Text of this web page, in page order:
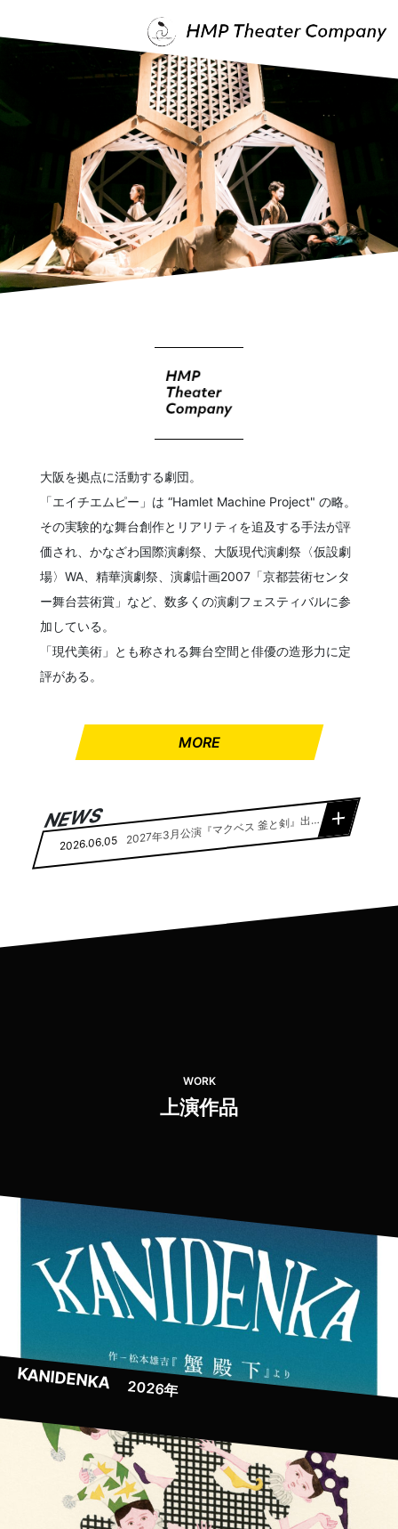
大阪を拠点に活動する劇団。
「エイチエムピー」は “Hamlet Machine Project" の略。
その実験的な舞台創作とリアリティを追及する手法が評
価され、かなざわ国際演劇祭、大阪現代演劇祭〈仮設劇
場〉WA、精華演劇祭、演劇計画2007「京都芸術センタ
ー舞台芸術賞」など、数多くの演劇フェスティバルに参
加している。
「現代美術」とも称される舞台空間と俳優の造形力に定
評がある。
MORE
NEWS
2026.06.05 2027年3月公演『マクベス 釜と剣』出演者 オーディション開催のお知らせ（締切：7月15日23：59）
2026.06.04 大
『リアの道化たち』コラム更新！
『
WORK
上演作品
KANIDENKA 2026年